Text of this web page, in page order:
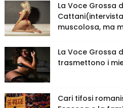
La Voce Grossa
muscolosa, ma
La Voce Grossa
trasmettono i
Cari tifosi